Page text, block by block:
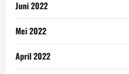
Juni 2022
Mei 2022
April 2022